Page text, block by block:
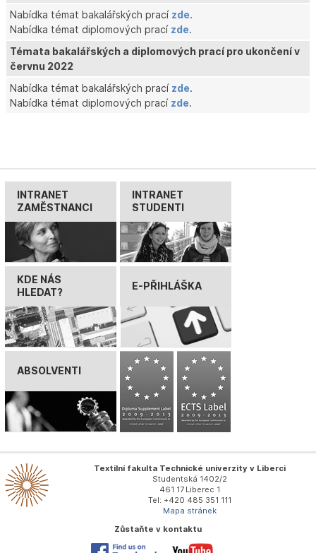
Nabídka témat bakalářských prací zde.
Nabídka témat diplomových prací zde.
Témata bakalářských a diplomových prací pro ukončení v
červnu 2022
Nabídka témat bakalářských prací zde.
Nabídka témat diplomových prací zde.
INTRANET
ZAMĚSTNANCI
INTRANET
STUDENTI
KDE NÁS
HLEDAT?
E-PŘIHLÁŠKA
ABSOLVENTI
Textilní fakulta Technické univerzity v Liberci
Studentská 1402/2
461 17 Liberec 1
Tel: +420 485 351 111
Mapa stránek
Zůstaňte v kontaktu